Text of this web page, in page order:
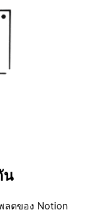
น
ลตของ Notion